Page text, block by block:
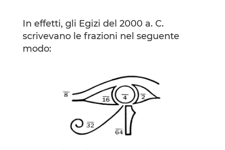
In effetti, gli Egizi del 2000 a. C.
scrivevano le frazioni nel seguente
modo: